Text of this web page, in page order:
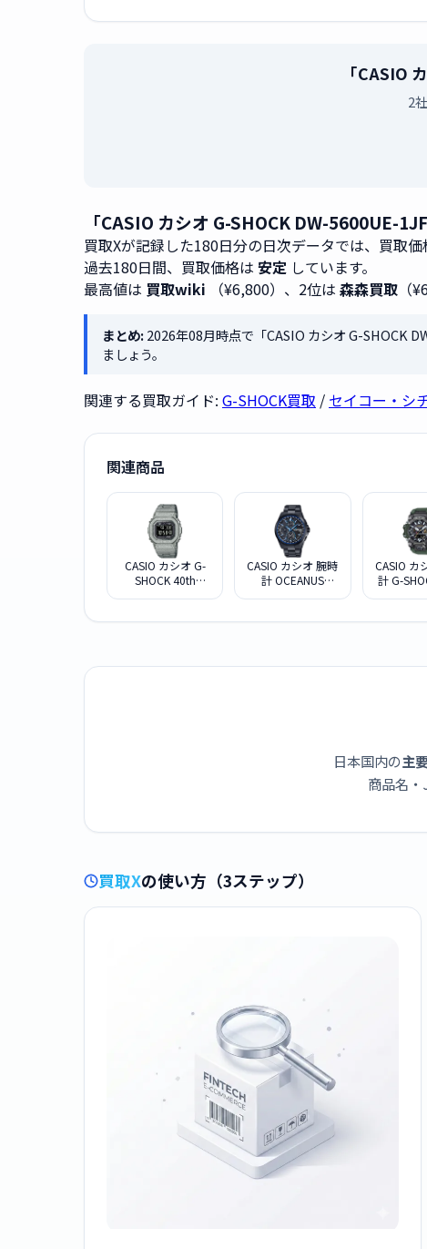
「CASIO
2
「CASIO カシオ G-SHOCK DW-5600UE-
買取Xが記録した180日分の日次データでは、買取価
過去180日間、買取価格は 安定 しています。
最高値は 買取wiki （¥6,800）、2位は 森森買取 （
まとめ:2026年08月時点で「CASIO カシオ G-SHOCK
ましょう。
関連する買取ガイド: G-SHOCK買取 / セイコー・シ
関連商品
CASIO カシオ G-
SHOCK 40th
シリーズ 限定モデ
CASIO カシオ 腕時
計 OCEANUS
CASIO カ
計 G-
日本国内の主
商品名・
買取Xの使い方（3ステップ）